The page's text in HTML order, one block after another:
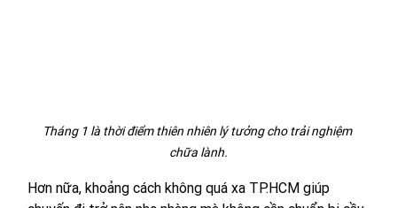
Tháng 1 là thời điểm thiên nhiên lý tưởng cho trải nghiệm
chữa lành.
Hơn nữa, khoảng cách không quá xa TP.HCM giúp